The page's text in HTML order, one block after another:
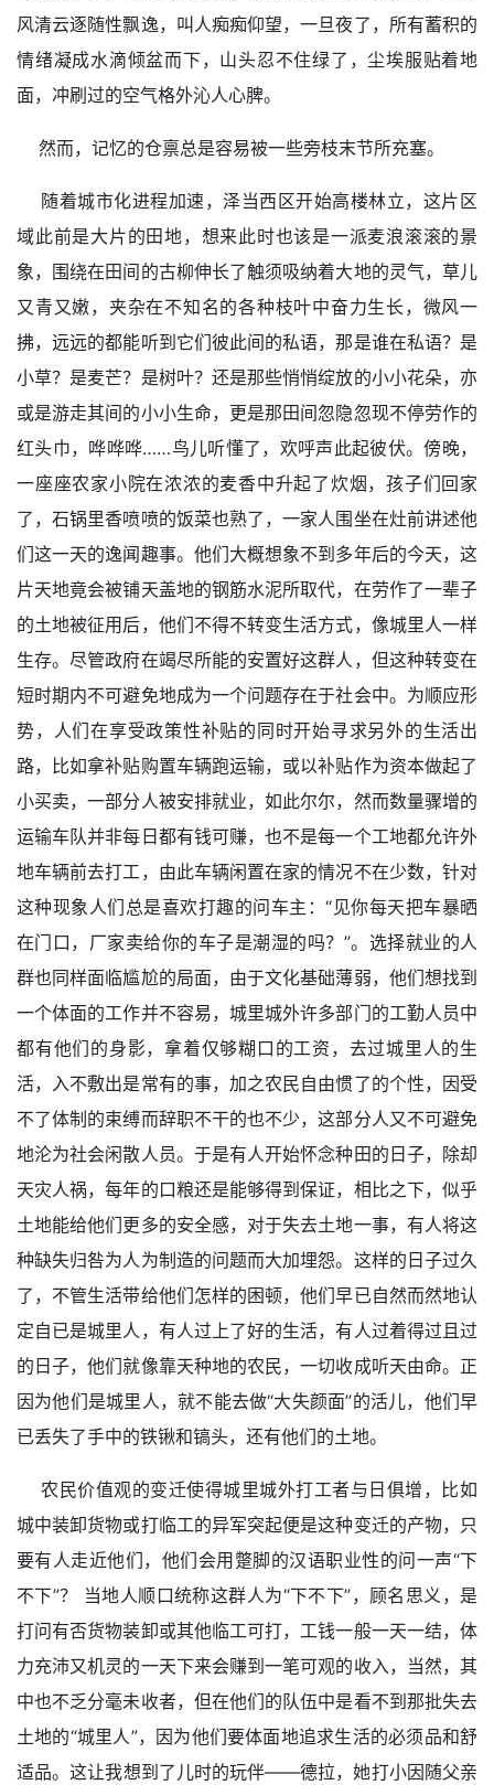
风清云逐随性飘逸，叫人痴痴仰望，一旦夜了，所有蓄积的
情绪凝成水滴倾盆而下，山头忍不住绿了，尘埃服贴着地
面，冲刷过的空气格外沁人心脾。
然而，记忆的仓禀总是容易被一些旁枝末节所充塞。
随着城市化进程加速，泽当西区开始高楼林立，这片区
域此前是大片的田地，想来此时也该是一派麦浪滚滚的景
象，围绕在田间的古柳伸长了触须吸纳着大地的灵气，草儿
又青又嫩，夹杂在不知名的各种枝叶中奋力生长，微风一
拂，远远的都能听到它们彼此间的私语，那是谁在私语？是
小草？是麦芒？是树叶？还是那些悄悄绽放的小小花朵，亦
或是游走其间的小小生命，更是那田间忽隐忽现不停劳作的
红头巾，哗哗哗……鸟儿听懂了，欢呼声此起彼伏。傍晚，
一座座农家小院在浓浓的麦香中升起了炊烟，孩子们回家
了，石锅里香喷喷的饭菜也熟了，一家人围坐在灶前讲述他
们这一天的逸闻趣事。他们大概想象不到多年后的今天，这
片天地竟会被铺天盖地的钢筋水泥所取代，在劳作了一辈子
的土地被征用后，他们不得不转变生活方式，像城里人一样
生存。尽管政府在竭尽所能的安置好这群人，但这种转变在
短时期内不可避免地成为一个问题存在于社会中。为顺应形
势，人们在享受政策性补贴的同时开始寻求另外的生活出
路，比如拿补贴购置车辆跑运输，或以补贴作为资本做起了
小买卖，一部分人被安排就业，如此尔尔，然而数量骤增的
运输车队并非每日都有钱可赚，也不是每一个工地都允许外
地车辆前去打工，由此车辆闲置在家的情况不在少数，针对
这种现象人们总是喜欢打趣的问车主：“见你每天把车暴晒
在门口，厂家卖给你的车子是潮湿的吗？”。选择就业的人
群也同样面临尴尬的局面，由于文化基础薄弱，他们想找到
一个体面的工作并不容易，城里城外许多部门的工勤人员中
都有他们的身影，拿着仅够糊口的工资，去过城里人的生
活，入不敷出是常有的事，加之农民自由惯了的个性，因受
不了体制的束缚而辞职不干的也不少，这部分人又不可避免
地沦为社会闲散人员。于是有人开始怀念种田的日子，除却
天灾人祸，每年的口粮还是能够得到保证，相比之下，似乎
土地能给他们更多的安全感，对于失去土地一事，有人将这
种缺失归咎为人为制造的问题而大加埋怨。这样的日子过久
了，不管生活带给他们怎样的困顿，他们早已自然而然地认
定自已是城里人，有人过上了好的生活，有人过着得过且过
的日子，他们就像靠天种地的农民，一切收成听天由命。正
因为他们是城里人，就不能去做“大失颜面”的活儿，他们早
已丢失了手中的铁锹和镐头，还有他们的土地。
农民价值观的变迁使得城里城外打工者与日俱增，比如
城中装卸货物或打临工的异军突起便是这种变迁的产物，只
要有人走近他们，他们会用蹩脚的汉语职业性的问一声“下
不下”？ 当地人顺口统称这群人为“下不下”，顾名思义，是
打问有否货物装卸或其他临工可打，工钱一般一天一结，体
力充沛又机灵的一天下来会赚到一笔可观的收入，当然，其
中也不乏分毫未收者，但在他们的队伍中是看不到那批失去
土地的“城里人”，因为他们要体面地追求生活的必须品和舒
适品。这让我想到了儿时的玩伴――德拉，她打小因随父亲